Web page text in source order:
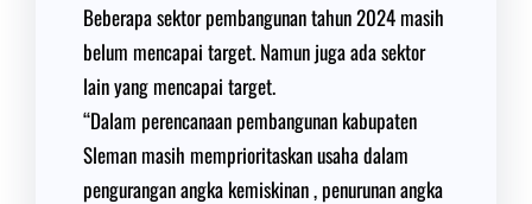
Beberapa sektor pembangunan tahun 2024 masih
belum mencapai target. Namun juga ada sektor
lain yang mencapai target.
“Dalam perencanaan pembangunan kabupaten
Sleman masih memprioritaskan usaha dalam
pengurangan angka kemiskinan , penurunan angka